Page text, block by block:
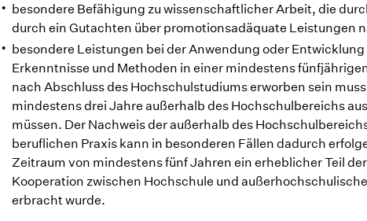
besondere Befähigung zu wissenschaftlicher Arbeit, die
durch ein Gutachten über promotionsadäquate Leistungen
besondere Leistungen bei der Anwendung oder
Erkenntnisse und Methoden in einer mindestens
nach Abschluss des Hochschulstudiums erworben sein
mindestens drei Jahre außerhalb des Hochschulbereichs
müssen. Der Nachweis der außerhalb des
beruflichen Praxis kann in besonderen Fällen dadurch
Zeitraum von mindestens fünf Jahren ein erheblicher Teil
Kooperation zwischen Hochschule und
erbracht wurde.